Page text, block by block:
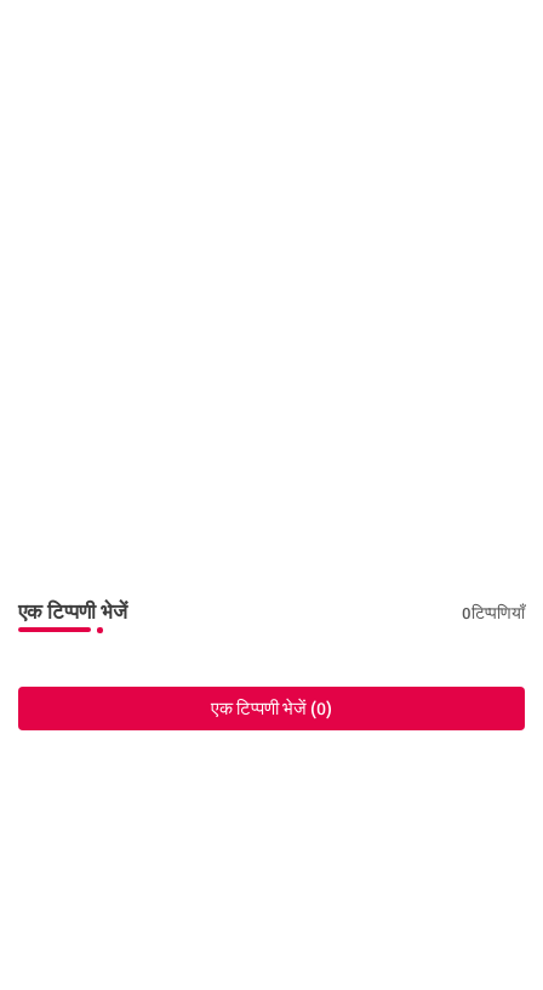
एक टिप्पणी भेजें 0टिप्पणियाँ
एक टिप्पणी भेजें (0)